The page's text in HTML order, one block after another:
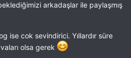
arkadaşlar ile paylaşmış
ise cok sevindirici. Yıllardır süre
olsa gerek